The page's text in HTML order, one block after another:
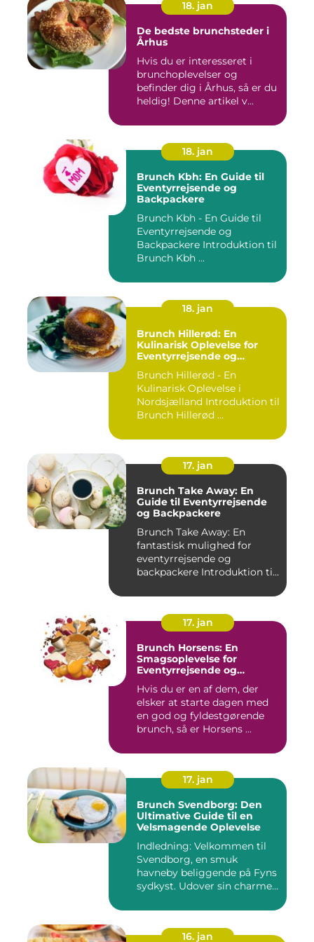
18. jan
De bedste brunchsteder i
Århus
Hvis du er interesseret i
brunchoplevelser og
befinder dig i Århus, så er du
heldig! Denne artikel v...
18. jan
Brunch Kbh: En Guide til
Eventyrrejsende og
Backpackere
Brunch Kbh - En Guide til
Eventyrrejsende og
Backpackere Introduktion til
Brunch Kbh ...
18. jan
Brunch Hillerød: En
Kulinarisk Oplevelse for
Eventyrrejsende og
Brunch Hillerød - En
Kulinarisk Oplevelse i
Nordsjælland Introduktion til
Brunch Hillerød ...
17. jan
Brunch Take Away: En
Guide til Eventyrrejsende
og Backpackere
Brunch Take Away: En
fantastisk mulighed for
eventyrrejsende og
backpackere Introduktion til
17. jan
Brunch Horsens: En
Smagsoplevelse for
Eventyrrejsende og
Hvis du er en af dem, der
elsker at starte dagen med
en god og fyldestgørende
brunch, så er Horsens ...
17. jan
Brunch Svendborg: Den
Ultimative Guide til en
Velsmagende Oplevelse
Indledning: Velkommen til
Svendborg, en smuk
havneby beliggende på Fyns
sydkyst. Udover sin charme
16. jan